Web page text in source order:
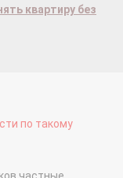
квартиру без
по такому